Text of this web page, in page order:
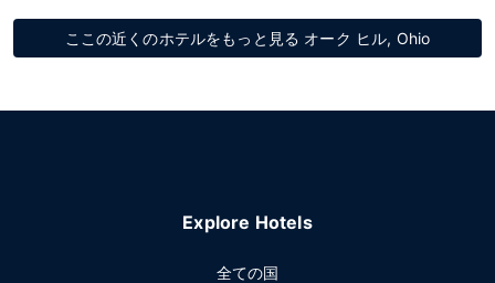
ここの近くのホテルをもっと見る オーク ヒル, Ohio
Explore Hotels
全ての国